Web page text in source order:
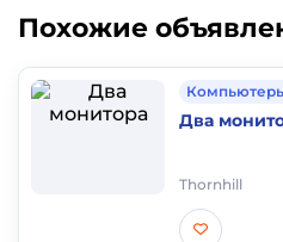
Похожие
Два
Thornhill